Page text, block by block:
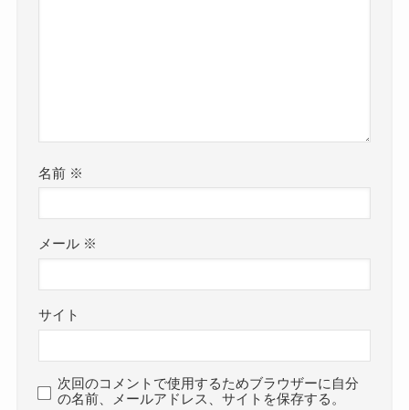
名前 ※
メール ※
サイト
次回のコメントで使用するためブラウザーに自分
の名前、メールアドレス、サイトを保存する。